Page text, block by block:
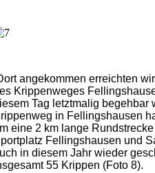
angekommen erreichten
Krippenweges
Tag letztmalig begehbar
in Fellingshausen
eine 2 km lange
Fellingshausen und
in diesem Jahr wieder
55 Krippen (Foto 8).